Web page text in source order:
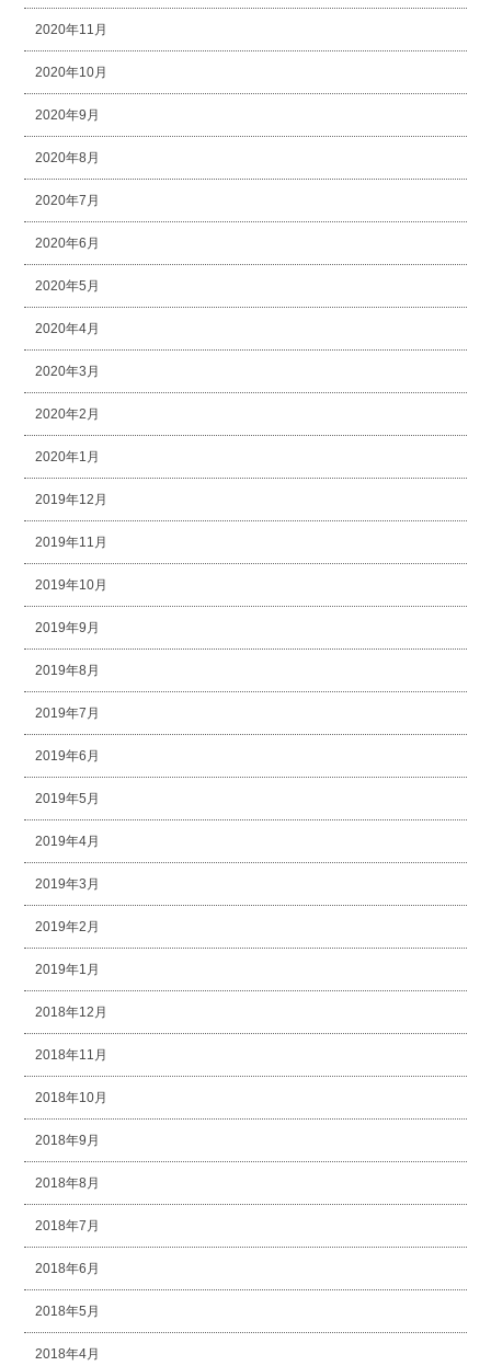
2020年11月
2020年10月
2020年9月
2020年8月
2020年7月
2020年6月
2020年5月
2020年4月
2020年3月
2020年2月
2020年1月
2019年12月
2019年11月
2019年10月
2019年9月
2019年8月
2019年7月
2019年6月
2019年5月
2019年4月
2019年3月
2019年2月
2019年1月
2018年12月
2018年11月
2018年10月
2018年9月
2018年8月
2018年7月
2018年6月
2018年5月
2018年4月